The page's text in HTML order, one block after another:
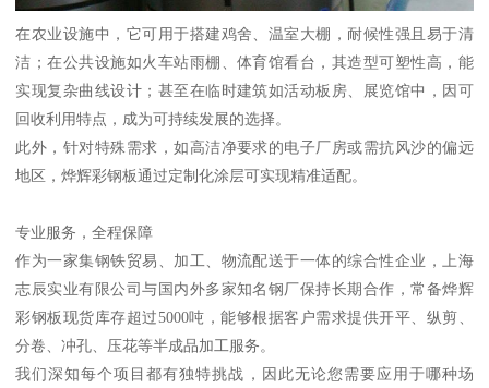
在农业设施中，它可用于搭建鸡舍、温室大棚，耐候性强且易于清
洁；在公共设施如火车站雨棚、体育馆看台，其造型可塑性高，能
实现复杂曲线设计；甚至在临时建筑如活动板房、展览馆中，因可
回收利用特点，成为可持续发展的选择。
此外，针对特殊需求，如高洁净要求的电子厂房或需抗风沙的偏远
地区，烨辉彩钢板通过定制化涂层可实现精准适配。
专业服务，全程保障
作为一家集钢铁贸易、加工、物流配送于一体的综合性企业，上海
志辰实业有限公司与国内外多家知名钢厂保持长期合作，常备烨辉
彩钢板现货库存超过5000吨，能够根据客户需求提供开平、纵剪、
分卷、冲孔、压花等半成品加工服务。
我们深知每个项目都有独特挑战，因此无论您需要应用于哪种场